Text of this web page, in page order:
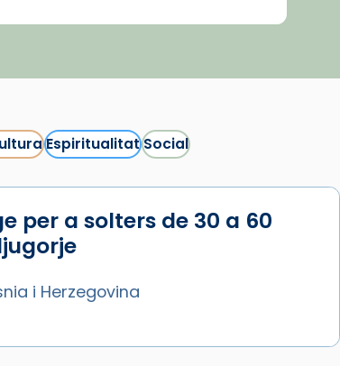
EspiritualitatSocial
per a solters de 30 a 60
i Herzegovina